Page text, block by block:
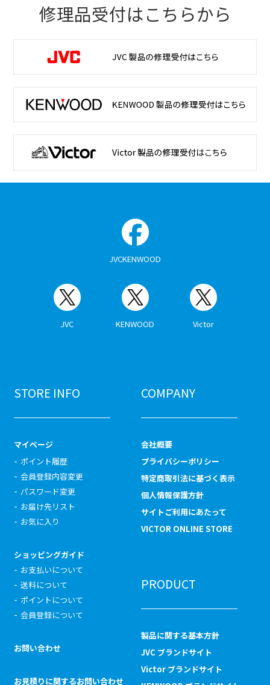
修理品受付はこちらから
JVCKENWOOD
JVC KENWOOD Victor
STORE INFO
マイページ
ポイント履歴
会員登録内容変更
パスワード変更
お届け先リスト
お気に入り
ショッピングガイド
お支払いについて
送料について
ポイントについて
会員登録について
お問い合わせ
お見積りに関するお問い合わせ
COMPANY
会社概要
プライバシーポリシー
特定商取引法に基づく表示
個人情報保護方針
サイトご利用にあたって
VICTOR ONLINE STORE
PRODUCT
製品に関する基本方針
JVC ブランドサイト
Victor ブランドサイト